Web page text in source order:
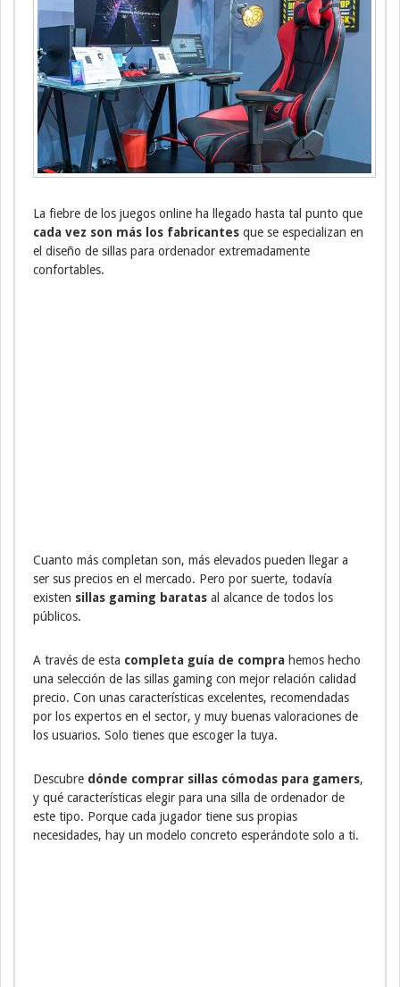
La fiebre de los juegos online ha llegado hasta tal punto que
cada vez son más los fabricantes que se especializan en
el diseño de sillas para ordenador extremadamente
confortables.
Cuanto más completan son, más elevados pueden llegar a
ser sus precios en el mercado. Pero por suerte, todavía
existen sillas gaming baratas al alcance de todos los
públicos.
A través de esta completa guía de compra hemos hecho
una selección de las sillas gaming con mejor relación calidad
precio. Con unas características excelentes, recomendadas
por los expertos en el sector, y muy buenas valoraciones de
los usuarios. Solo tienes que escoger la tuya.
Descubre dónde comprar sillas cómodas para gamers,
y qué características elegir para una silla de ordenador de
este tipo. Porque cada jugador tiene sus propias
necesidades, hay un modelo concreto esperándote solo a ti.